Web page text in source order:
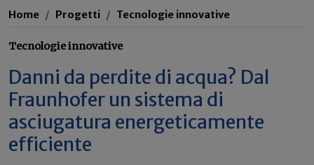
Home Progetti Tecnologie innovative
Tecnologie innovative
Danni da perdite di acqua? Dal
Fraunhofer un sistema di
asciugatura energeticamente
efficiente